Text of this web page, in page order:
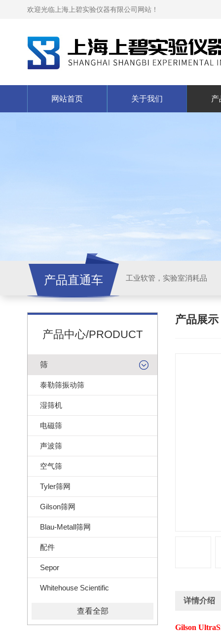
欢迎光临上海上碧实验仪器有限公司网站！
网站首页 关于我们 产
产品直通车 工业软管，实验室消耗品
产品中心/PRODUCT
筛
泰勒筛振动筛
湿筛机
电磁筛
声波筛
空气筛
Tyler筛网
Gilson筛网
Blau-Metall筛网
配件
Sepor
Whitehouse Scientific
查看全部
产品展示
详情介绍
Gilson